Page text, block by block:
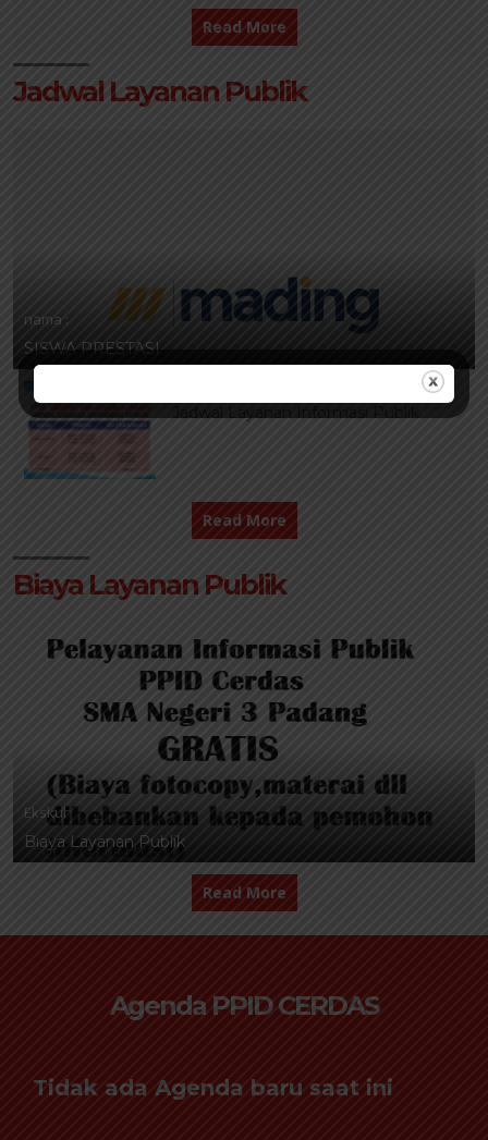
Read More
Jadwal Layanan Publik
nama :
SISWA PRESTASI
Read More
Biaya Layanan Publik
Ekskul
Biaya Layanan Publik
Read More
Agenda PPID CERDAS
Tidak ada Agenda baru saat ini